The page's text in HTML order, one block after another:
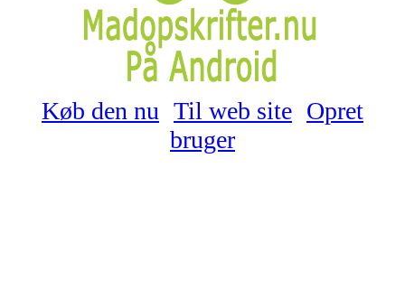
Køb den nu Til web site Opret
bruger